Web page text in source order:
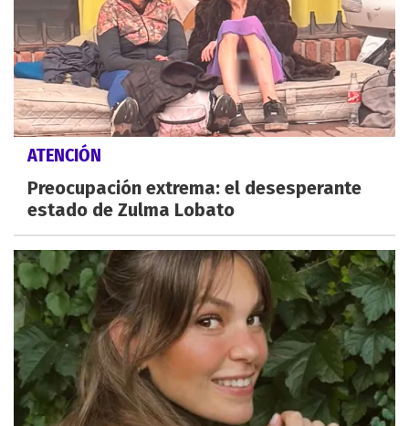
ATENCIÓN
Preocupación extrema: el desesperante
estado de Zulma Lobato